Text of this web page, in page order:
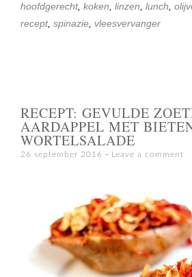
hoofdgerecht, koken, linzen, lunch,
recept, spinazie, vleesvervanger
RECEPT: GEVULDE
AARDAPPEL MET
WORTELSALADE
26 september 2016 Leave a comment